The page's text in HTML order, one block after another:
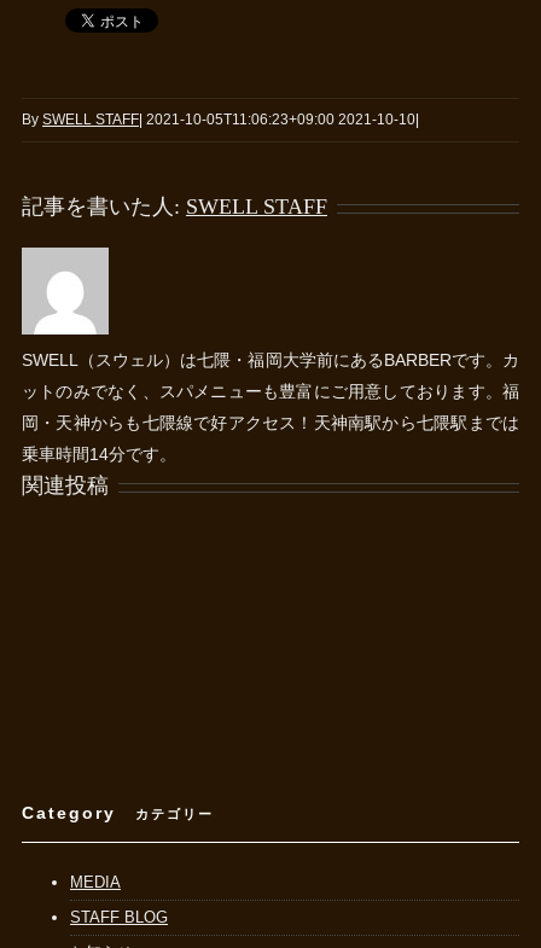
By SWELL STAFF 2021-10-05T11:06:23+09:00 2021-10-10
記事を書いた人: SWELL STAFF
SWELL（スウェル）は七隈・福岡大学前にあるBARBERです。カ
ットのみでなく、スパメニューも豊富にご用意しております。福
岡・天神からも七隈線で好アクセス！天神南駅から七隈駅までは
乗車時間14分です。
関連投稿
Category カテゴリー
MEDIA
STAFF BLOG